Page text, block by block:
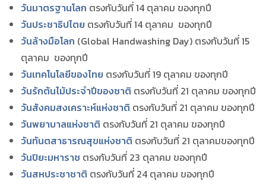
วันมาตรฐานโลก ตรงกับวันที่ 14 ตุลาคม ของทุกปี
วันประชาธิปไตย ตรงกับวันที่ 14 ตุลาคม ของทุกปี
วันล้างมือโลก (Global Handwashing Day) ตรงกับวันที่ 15
ตุลาคม ของทุกปี
วันเทคโนโลยีของไทย ตรงกับวันที่ 19 ตุลาคม ของทุกปี
วันรักต้นไม้ประจำปีของชาติ ตรงกับวันที่ 21 ตุลาคม ของทุกปี
วันสังคมสงเคราะห์แห่งชาติ ตรงกับวันที่ 21 ตุลาคม ของทุกปี
วันพยาบาลแห่งชาติ ตรงกับวันที่ 21 ตุลาคม ของทุกปี
วันทันตสาธารณสุขแห่งชาติ ตรงกับวันที่ 21 ตุลาคมของทุกปี
วันปิยะมหาราช ตรงกับวันที่ 23 ตุลาคม ของทุกปี
วันสหประชาชาติ ตรงกับวันที่ 24 ตุลาคม ของทุกปี